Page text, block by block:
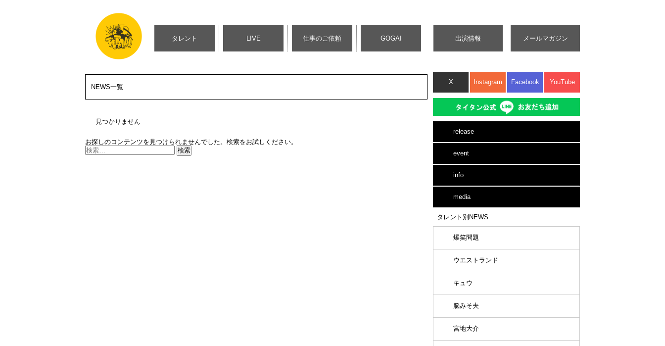
タレント LIVE 仕事のご依頼 GOGAI 出演情報 メールマガジン
NEWS一覧
見つかりません
お探しのコンテンツを見つけられませんでした。検索をお試しください。
検
索:
X Instagram Facebook YouTube
release
event
info
media
タレント別NEWS
爆笑問題
ウエストランド
キュウ
脳みそ夫
宮地大介